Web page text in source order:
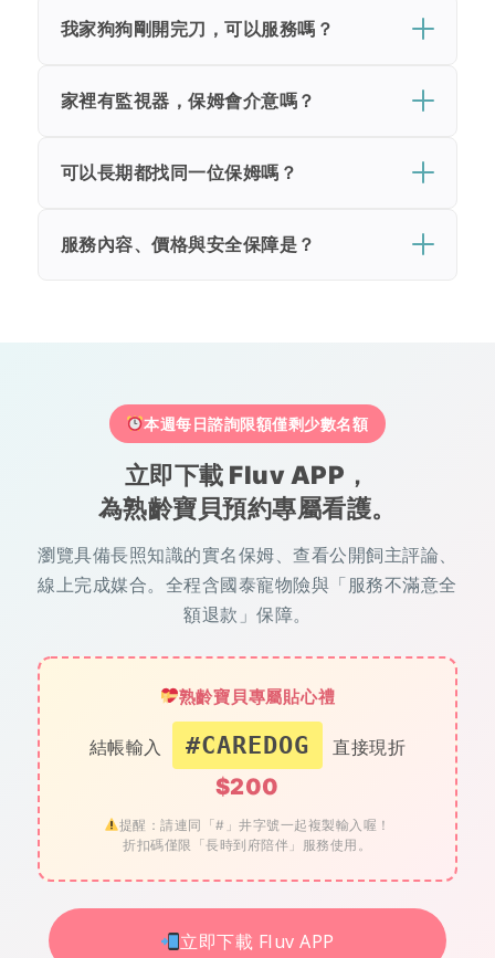
我家狗狗剛開完刀，可以服務嗎？
家裡有監視器，保姆會介意嗎？
可以長期都找同一位保姆嗎？
服務內容、價格與安全保障是？
本週每日諮詢限額僅剩少數名額
立即下載 Fluv APP，
為熟齡寶貝預約專屬看護。
瀏覽具備長照知識的實名保姆、查看公開飼主評論、
線上完成媒合。全程含國泰寵物險與「服務不滿意全
額退款」保障。
熟齡寶貝專屬貼心禮
結帳輸入 #CAREDOG 直接現折
$200
提醒：請連同「#」井字號一起複製輸入喔！
折扣碼僅限「長時到府陪伴」服務使用。
立即下載 Fluv APP